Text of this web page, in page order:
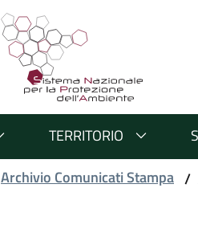
TERRITORIO
Archivio Comunicati Stampa /